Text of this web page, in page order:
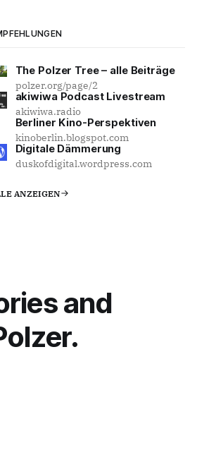
The Polzer Tree – alle Beiträge
polzer.org/page/2
akiwiwa Podcast Livestream
akiwiwa.radio
Berliner Kino-Perspektiven
kinoberlin.blogspot.com
Digitale Dämmerung
duskofdigital.wordpress.com
ANZEIGEN
and